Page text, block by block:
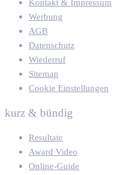
Kontakt & Impressum
Werbung
AGB
Datenschutz
Wiederruf
Sitemap
Cookie Einstellungen
kurz & bündig
Resultate
Award Video
Online-Guide